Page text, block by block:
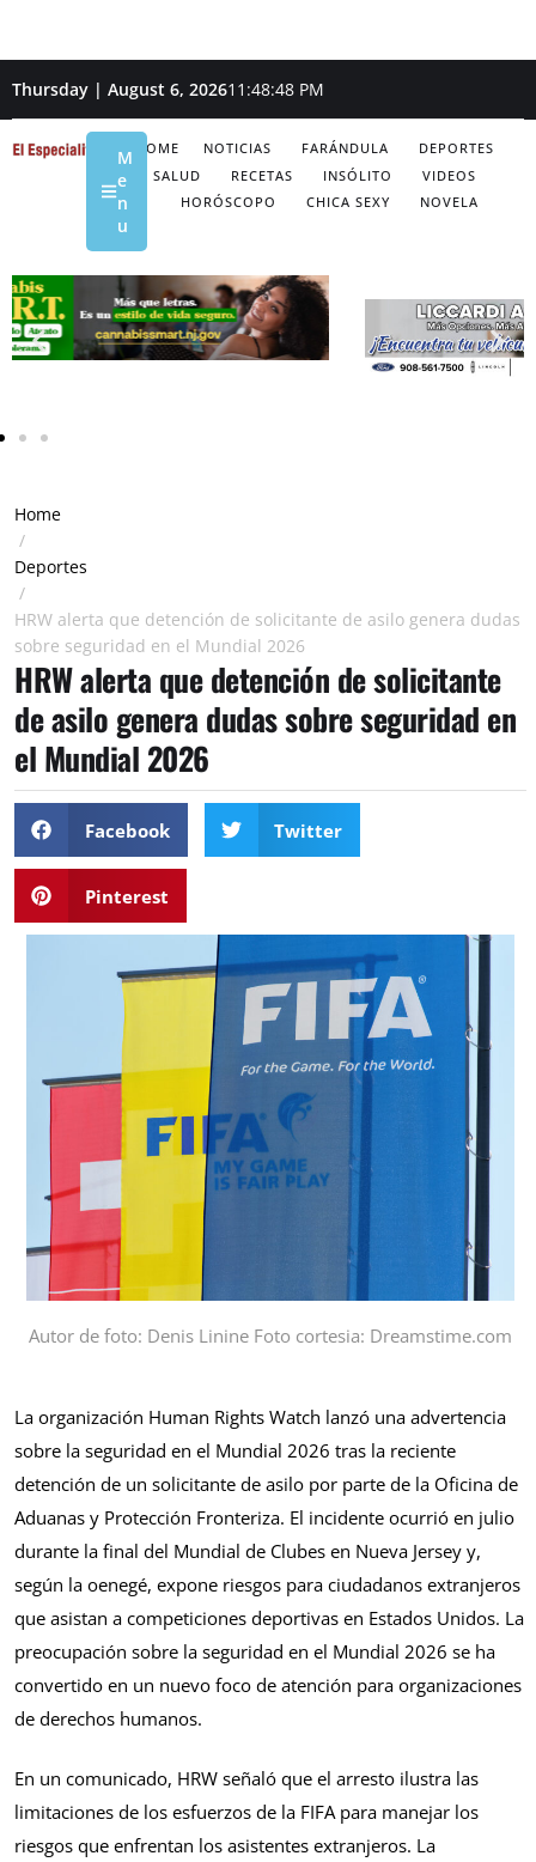
Thursday | August 6, 202611:48:49 PM
HOME NOTICIAS FARÁNDULA
DEPORTES
SALUD
RECETAS INSÓLITO
VIDEOS
HORÓSCOPO
CHICA SEXY NOVELA
M
e
n
u
Home
/
Deportes
/
HRW alerta que detención de solicitante de asilo genera dudas
sobre seguridad en el Mundial 2026
HRW alerta que detención de solicitante
de asilo genera dudas sobre seguridad en
el Mundial 2026
Facebook Twitter
Pinterest
Autor de foto: Denis Linine Foto cortesia: Dreamstime.com
La organización Human Rights Watch lanzó una advertencia
sobre la seguridad en el Mundial 2026 tras la reciente
detención de un solicitante de asilo por parte de la Oficina de
Aduanas y Protección Fronteriza. El incidente ocurrió en julio
durante la final del Mundial de Clubes en Nueva Jersey y,
según la oenegé, expone riesgos para ciudadanos extranjeros
que asistan a competiciones deportivas en Estados Unidos. La
preocupación sobre la seguridad en el Mundial 2026 se ha
convertido en un nuevo foco de atención para organizaciones
de derechos humanos.
En un comunicado, HRW señaló que el arresto ilustra las
limitaciones de los esfuerzos de la FIFA para manejar los
riesgos que enfrentan los asistentes extranjeros. La